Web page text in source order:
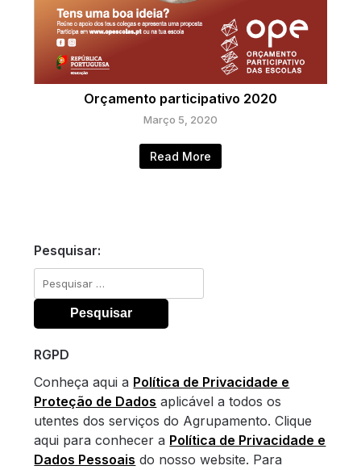
Orçamento participativo 2020
Março 5, 2020
Read More
Pesquisar:
Pesquisar
por:
RGPD
Conheça aqui a Política de Privacidade e
Proteção de Dados aplicável a todos os
utentes dos serviços do Agrupamento. Clique
aqui para conhecer a Política de Privacidade e
Dados Pessoais do nosso website. Para